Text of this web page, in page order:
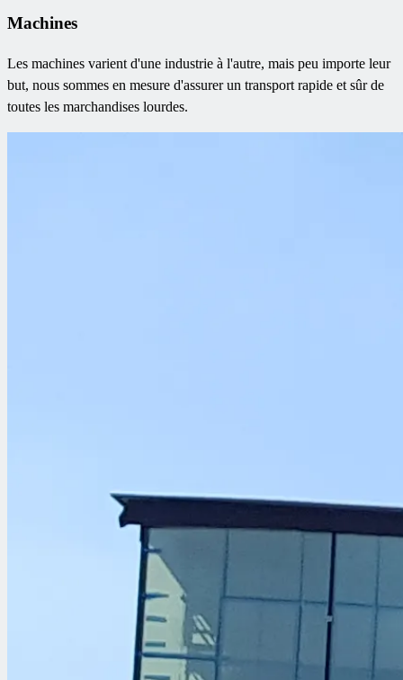
Machines
Les machines varient d'une industrie à l'autre, mais peu importe leur
but, nous sommes en mesure d'assurer un transport rapide et sûr de
toutes les marchandises lourdes.